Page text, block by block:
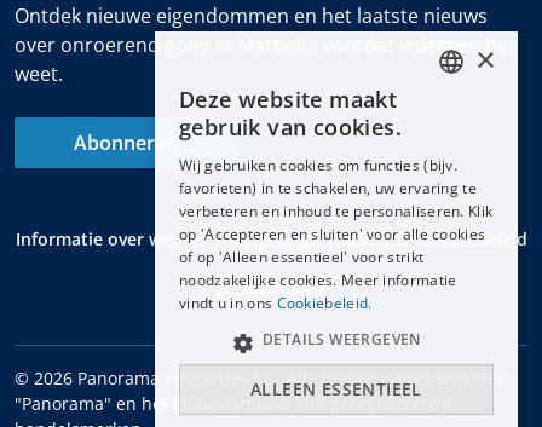
Ontdek nieuwe eigendommen en het laatste nieuws
over onroerend goed in Marbella voordat iedereen het
weet.
Abonneren
Informatie over wet- en regelgevingPrivacybeleidCookiebeleid
© 2026 Panorama Properties SL - Alle rechten voorbehouden.
"Panorama" en het globe-symbool zijn geregistreerde
DEUTSCH
FRANÇAIS
×
Deze website maakt
gebruik van cookies.
Wij gebruiken cookies om functies (bijv.
favorieten) in te schakelen, uw ervaring te
verbeteren en inhoud te personaliseren. Klik
op 'Accepteren en sluiten' voor alle cookies
of op 'Alleen essentieel' voor strikt
noodzakelijke cookies. Meer informatie
vindt u in ons Cookiebeleid.
ALLEEN ESSENTIEEL
DETAILS WEERGEVEN